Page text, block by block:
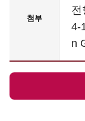
첨부
전
4-
n